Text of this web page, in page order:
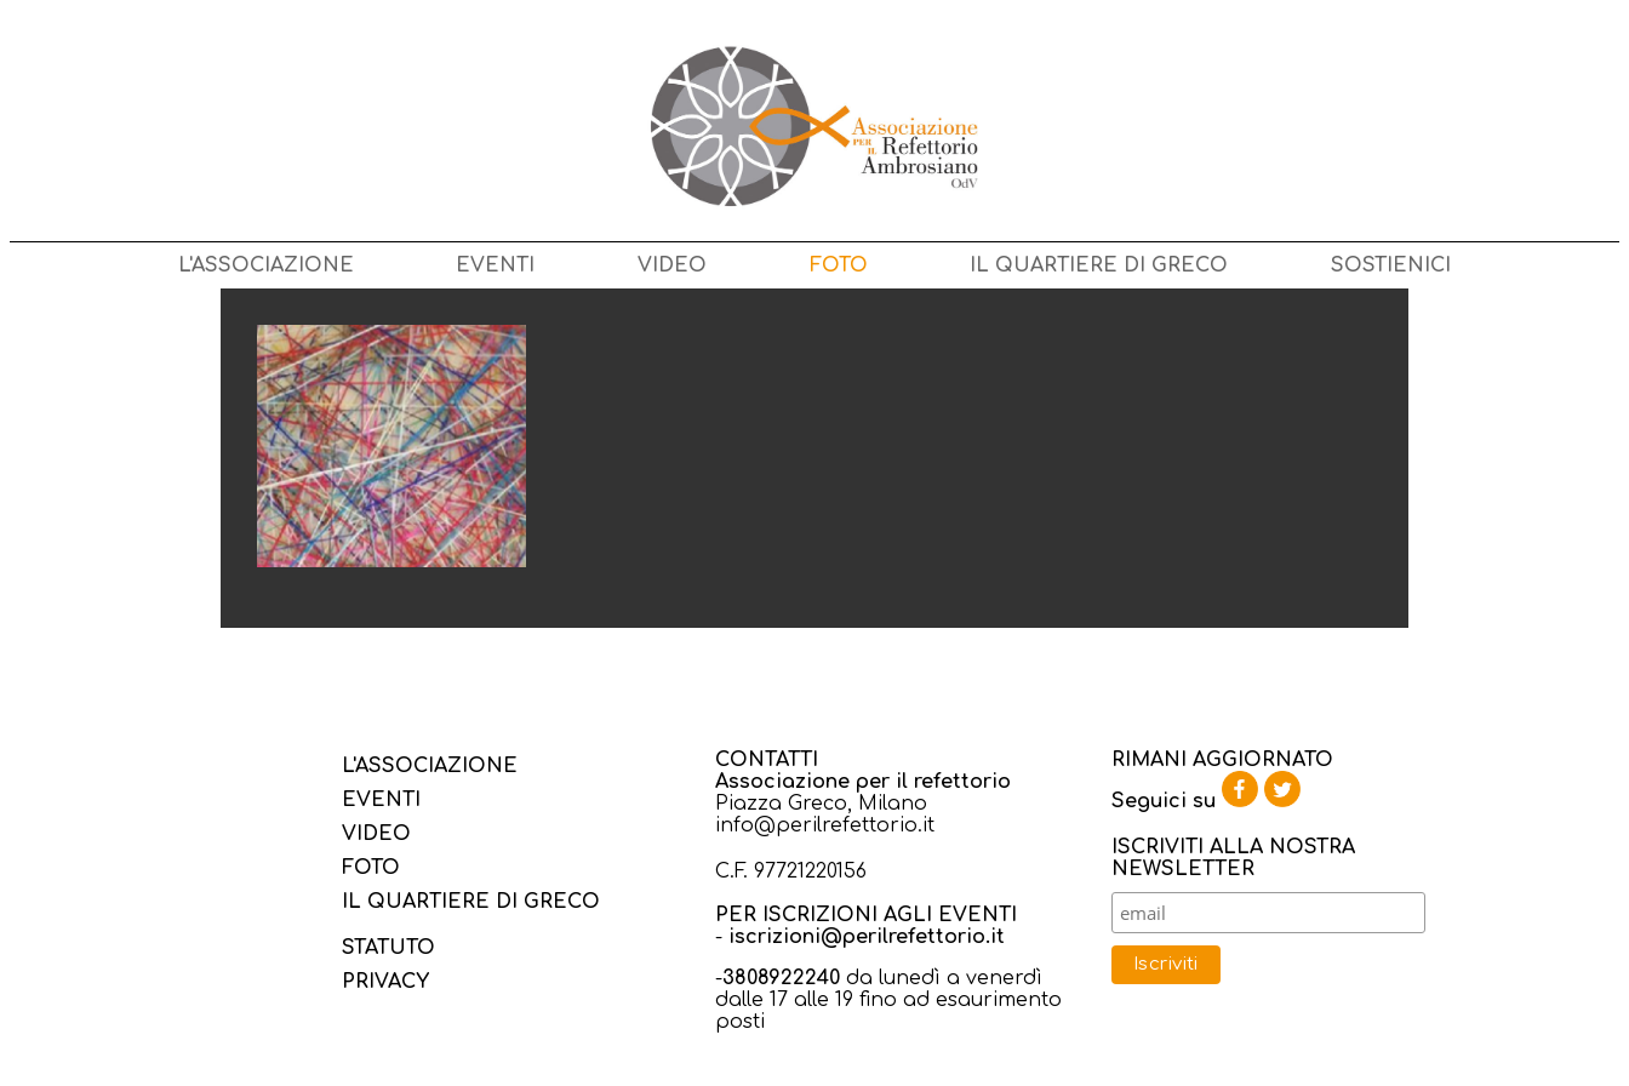
L'ASSOCIAZIONE EVENTI VIDEO FOTO IL QUARTIERE DI GRECO SOSTIENICI
L'ASSOCIAZIONE
EVENTI
VIDEO
FOTO
IL QUARTIERE DI GRECO
STATUTO
PRIVACY
CONTATTI
Associazione per il refettorio
Piazza Greco, Milano
info@perilrefettorio.it
C.F. 97721220156
PER ISCRIZIONI AGLI EVENTI
- iscrizioni@perilrefettorio.it
-3808922240 da lunedì a venerdì
dalle 17 alle 19 fino ad esaurimento
posti
RIMANI AGGIORNATO
Seguici su
ISCRIVITI ALLA NOSTRA
NEWSLETTER